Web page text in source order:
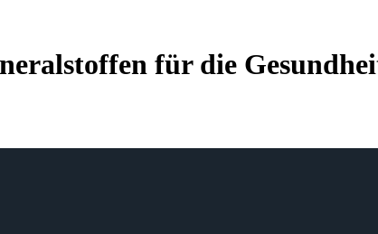
für die